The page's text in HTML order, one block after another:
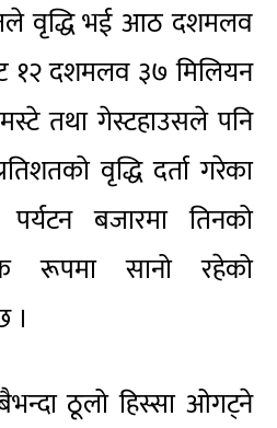
वृद्धि भई आठ दशमलव
१२ दशमलव ३७ मिलियन
तथा गेस्टहाउसले पनि
वृद्धि दर्ता गरेका
बजारमा तिनको
रूपमा सानो रहेको
।
ठूलो हिस्सा ओगट्ने